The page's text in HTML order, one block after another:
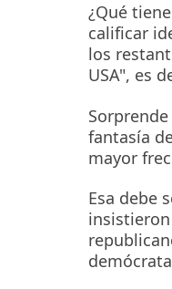
¿Qué
calificar
los
USA", es
fantasía
mayor
Esa debe